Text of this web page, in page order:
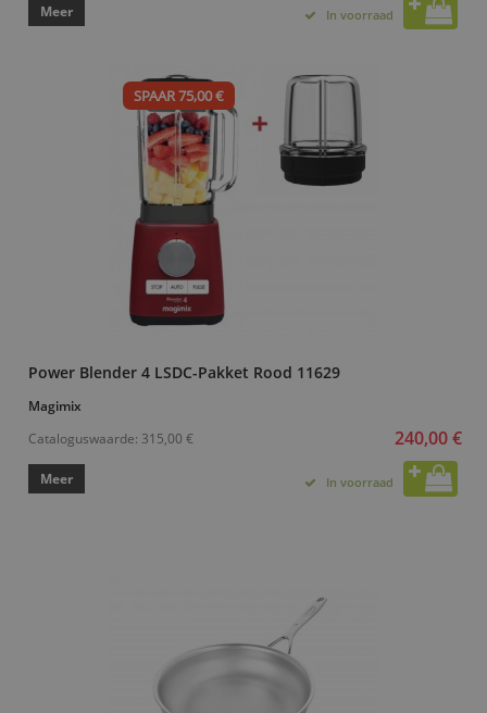
Meer In voorraad
SPAAR 75,00 €
Power Blender 4 LSDC-Pakket Rood 11629
Magimix
Cataloguswaarde: 315,00 € 240,00 €
Meer In voorraad